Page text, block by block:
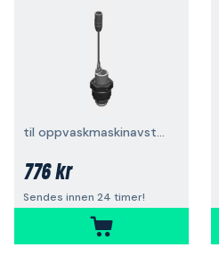
til oppvaskmaskinavstengning
776 kr
Sendes innen 24 timer!